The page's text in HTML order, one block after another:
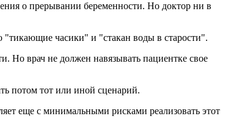
о прерывании беременности. Но доктор ни в
часики" и "стакан воды в старости".
Но врач не должен навязывать пациентке свое
потом тот или иной сценарий.
еще с минимальными рисками реализовать этот